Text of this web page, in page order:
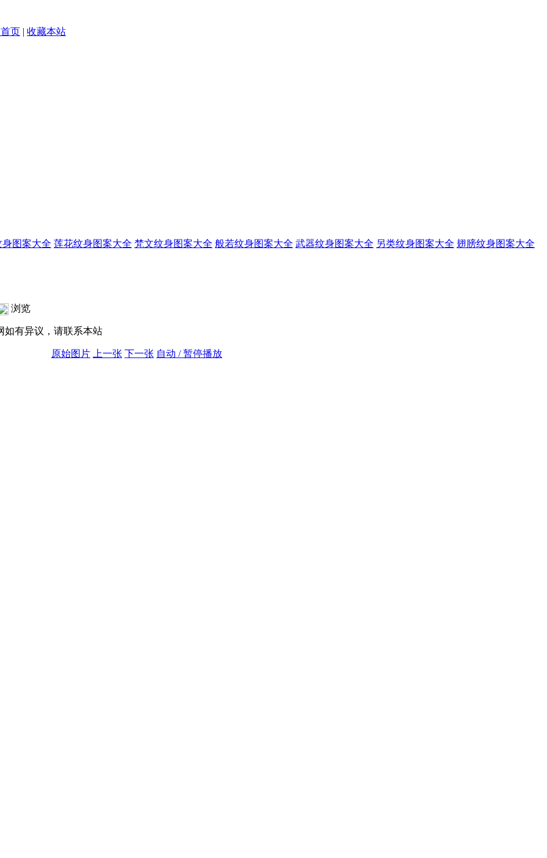
页 | 收藏本站
身图案大全 莲花纹身图案大全 梵文纹身图案大全 般若纹身图案大全 武器纹身图案大全 另类纹身图案大全 翅膀纹身图案大全
浏览
如有异议，请联系本站
原始图片 上一张 下一张 自动 / 暂停播放